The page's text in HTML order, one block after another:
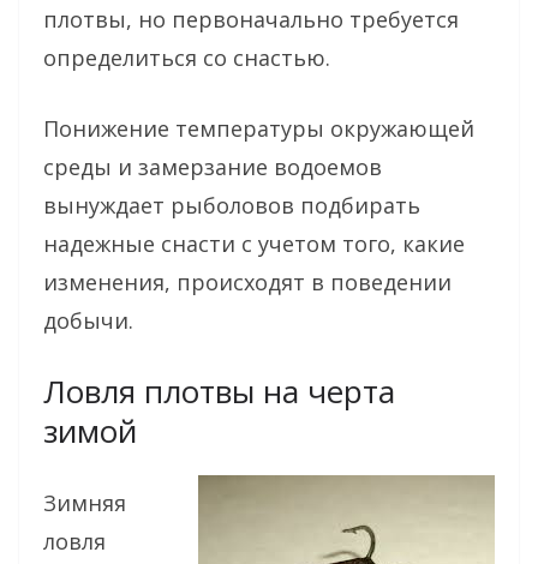
плотвы, но первоначально требуется
определиться со снастью.
Понижение температуры окружающей
среды и замерзание водоемов
вынуждает рыболовов подбирать
надежные снасти с учетом того, какие
изменения, происходят в поведении
добычи.
Ловля плотвы на черта
зимой
Зимняя
ловля